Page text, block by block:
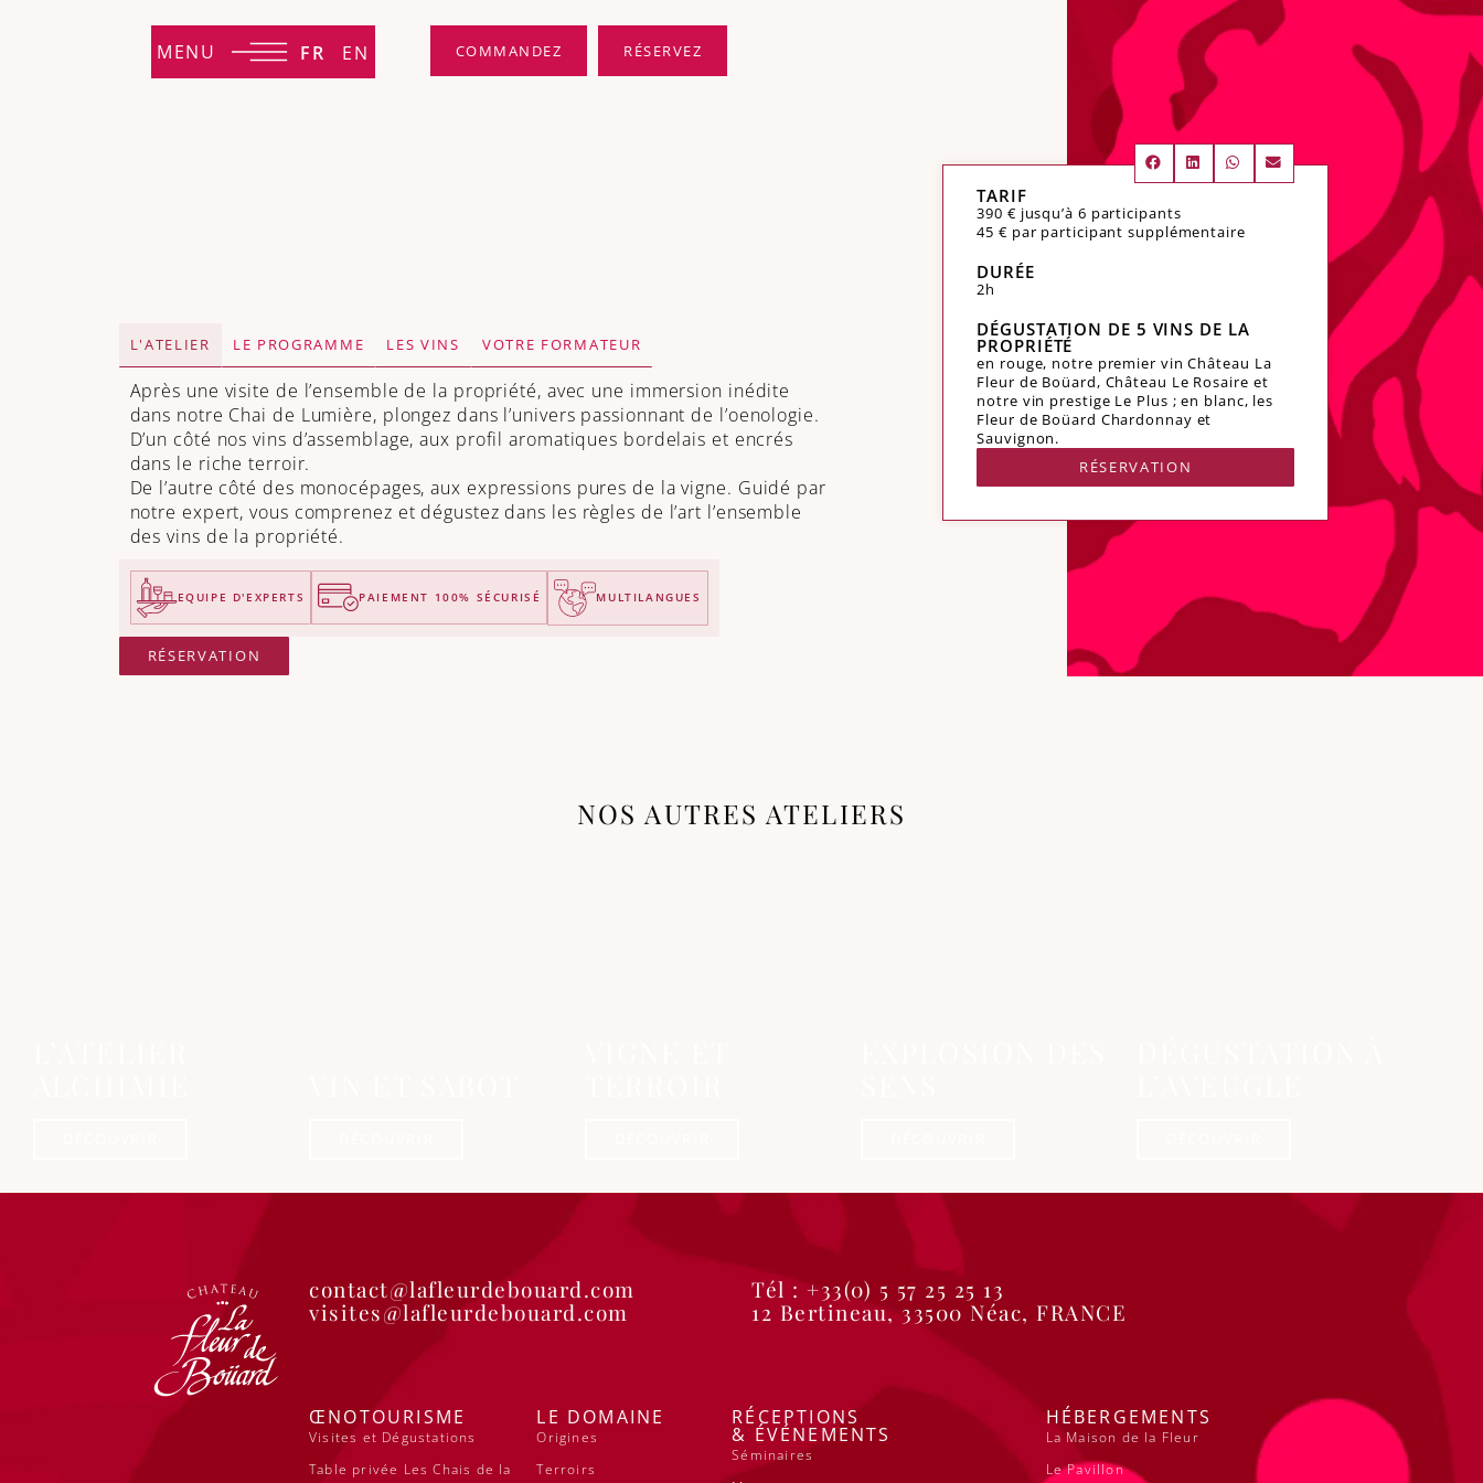
FR EN
MENU COMMANDEZ RÉSERVEZ
L'ATELIER LE PROGRAMME LES VINS VOTRE FORMATEUR
Après une visite de l’ensemble de la propriété, avec une immersion inédite
dans notre Chai de Lumière, plongez dans l’univers passionnant de l’oenologie.
D’un côté nos vins d’assemblage, aux profil aromatiques bordelais et encrés
dans le riche terroir.
De l’autre côté des monocépages, aux expressions pures de la vigne. Guidé par
notre expert, vous comprenez et dégustez dans les règles de l’art l’ensemble
des vins de la propriété.
EQUIPE D'EXPERTS PAIEMENT 100% SÉCURISÉ MULTILANGUES
RÉSERVATION
TARIF
390 € jusqu’à 6 participants
45 € par participant supplémentaire
DURÉE
2h
DÉGUSTATION DE 5 VINS DE LA
PROPRIÉTÉ
en rouge, notre premier vin Château La
Fleur de Boüard, Château Le Rosaire et
notre vin prestige Le Plus ; en blanc, les
Fleur de Boüard Chardonnay et
Sauvignon.
RÉSERVATION
NOS AUTRES ATELIERS
contact@lafleurdebouard.com
visites@lafleurdebouard.com
Tél : +33(0) 5 57 25 25 13
12 Bertineau, 33500 Néac, FRANCE
ŒNOTOURISME
Visites et Dégustations
Table privée Les Chais de la
LE DOMAINE
Origines
Terroirs
RÉCEPTIONS
& ÉVÉNEMENTS
Séminaires
HÉBERGEMENTS
La Maison de la Fleur
Le Pavillon